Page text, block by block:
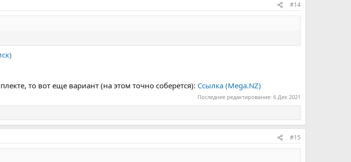
#14
то вот еще вариант (на этом точно соберется): Ссылка (Mega.NZ)
Последнее редактирование: 6 Дек 2021
#15